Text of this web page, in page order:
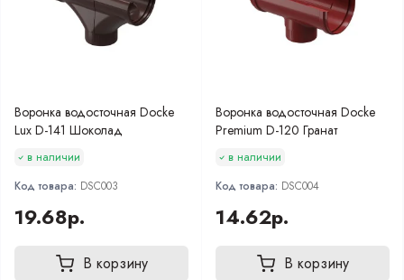
Воронка водосточная Docke
Lux D-141 Шоколад
в наличии
Код товара: DSC003
19.68р.
В корзину
Воронка водосточная Docke
Premium D-120 Гранат
в наличии
Код товара: DSC004
14.62р.
В корзину